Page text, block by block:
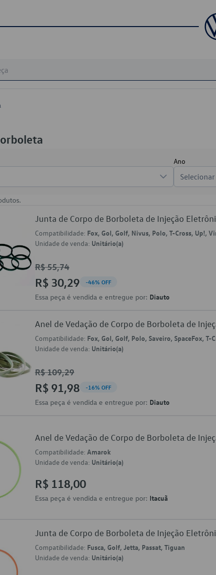
Ano
Selecionar
Junta de Corpo de Borboleta de Injeção
Compatibilidade: Fox, Gol, Golf, Nivus, Polo, T-Cross, Up!,
Unidade de venda: Unitário(a)
R$ 55,74
R$ 30,29 -46% OFF
Essa peça é vendida e entregue por: Diauto
Anel de Vedação de Corpo de Borboleta de
Compatibilidade: Fox, Gol, Golf, Polo, Saveiro, SpaceFox, T-
Unidade de venda: Unitário(a)
R$ 109,29
R$ 91,98 -16% OFF
Essa peça é vendida e entregue por: Diauto
Anel de Vedação de Corpo de Borboleta de
Compatibilidade: Amarok
Unidade de venda: Unitário(a)
R$ 118,00
Essa peça é vendida e entregue por: Itacuã
Junta de Corpo de Borboleta de Injeção
Compatibilidade: Fusca, Golf, Jetta, Passat, Tiguan
Unidade de venda: Unitário(a)